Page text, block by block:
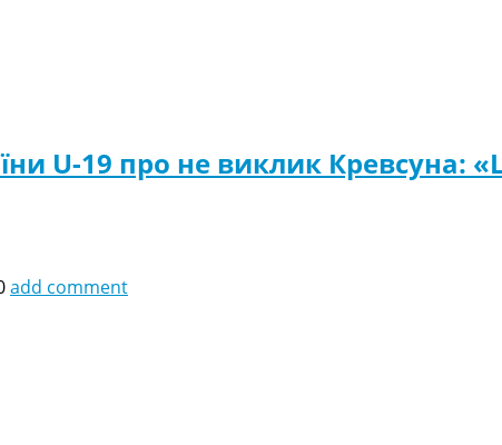
U-19 про не виклик Кревсуна:
add comment